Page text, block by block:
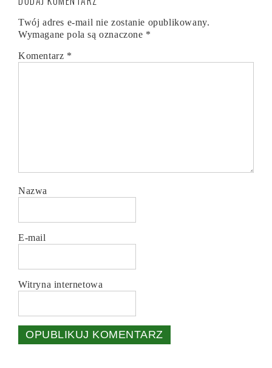
Twój adres e-mail nie zostanie opublikowany.
Wymagane pola są oznaczone *
Komentarz *
Nazwa
E-mail
Witryna internetowa